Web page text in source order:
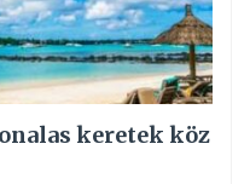
keretek köz